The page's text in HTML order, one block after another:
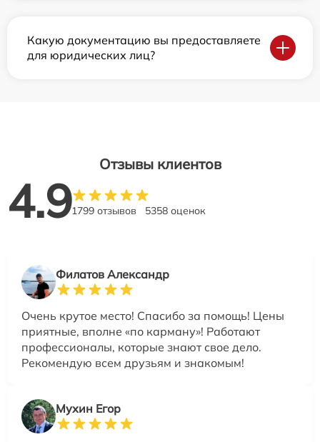
Какую документацию вы предоставляете
для юридических лиц?
Отзывы клиентов
4.91799 отзывов 5358 оценок
Филатов Александр
Очень крутое место! Спасибо за помощь! Цены
приятные, вполне «по карману»! Работают
профессионалы, которые знают свое дело.
Рекомендую всем друзьям и знакомым!
Мухин Егор